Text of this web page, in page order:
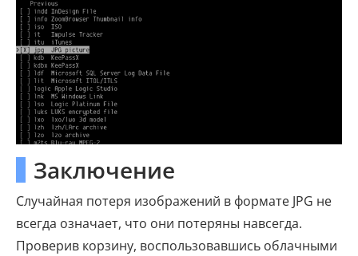
Заключение
Случайная потеря изображений в формате JPG не
всегда означает, что они потеряны навсегда.
Проверив корзину, воспользовавшись облачными